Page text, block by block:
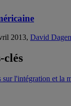
2013, David
clés
sur l'intégration et la